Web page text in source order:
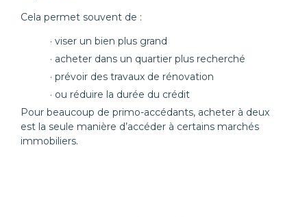
Cela permet souvent de :
viser un bien plus grand
acheter dans un quartier plus recherché
prévoir des travaux de rénovation
ou réduire la durée du crédit
Pour beaucoup de primo-accédants, acheter à deux
est la seule manière d’accéder à certains marchés
immobiliers.